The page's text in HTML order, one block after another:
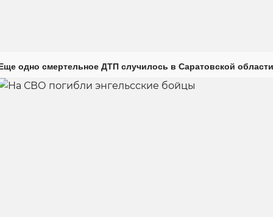
одно смертельное ДТП случилось в Саратовской области